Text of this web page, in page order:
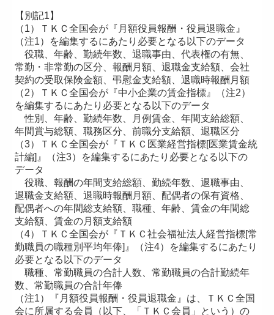
【別記1】
（1）ＴＫＣ全国会が『月額役員報酬・役員退職金』
（注1）を編集するにあたり必要となる以下のデータ
役職、年齢、勤続年数、退職事由、代表権の有無、
常勤・非常勤の区分、報酬月額、退職金支給額、会社
契約の受取保険金額、弔慰金支給額、退職時報酬月額
（2）ＴＫＣ全国会が『中小企業の賃金指標』（注2）
を編集するにあたり必要となる以下のデータ
性別、年齢、勤続年数、月例賃金、年間支給総額、
年間賞与総額、職務区分、前職分支給額、退職区分
（3）ＴＫＣ全国会が『ＴＫＣ医業経営指標[医業賃金統
計編]』（注3）を編集するにあたり必要となる以下の
データ
役職、報酬の年間支給総額、勤続年数、退職事由、
退職金支給額、退職時報酬月額、配偶者の保有資格、
配偶者への年間総支給額、職種、年齢、賃金の年間総
支給額、賃金の月額支給額
（4）ＴＫＣ全国会が『ＴＫＣ社会福祉法人経営指標[常
勤職員の職種別平均年俸]』（注4）を編集するにあたり
必要となる以下のデータ
職種、常勤職員の合計人数、常勤職員の合計勤続年
数、常勤職員の合計年俸
（注1）『月額役員報酬・役員退職金』は、ＴＫＣ全国
会に所属する会員（以下、「ＴＫＣ会員」という）の